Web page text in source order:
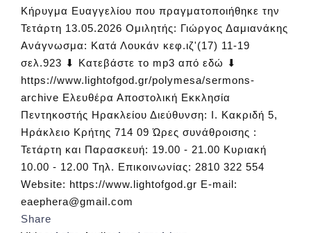
Κήρυγμα Ευαγγελίου που πραγματοποιήθηκε την
Τετάρτη 13.05.2026 Ομιλητής: Γιώργος Δαμιανάκης
Ανάγνωσμα: Κατά Λουκάν κεφ.ιζ'(17) 11-19
σελ.923 ⬇ Κατεβάστε το mp3 από εδώ ⬇
https://www.lightofgod.gr/polymesa/sermons-
archive Ελευθέρα Αποστολική Εκκλησία
Πεντηκοστής Ηρακλείου Διεύθυνση: Ι. Κακριδή 5,
Ηράκλειο Κρήτης 714 09 Ώρες συνάθροισης :
Τετάρτη και Παρασκευή: 19.00 - 21.00 Κυριακή
10.00 - 12.00 Τηλ. Επικοινωνίας: 2810 322 554
Website: https://www.lightofgod.gr E-mail:
eaephera@gmail.com
Share